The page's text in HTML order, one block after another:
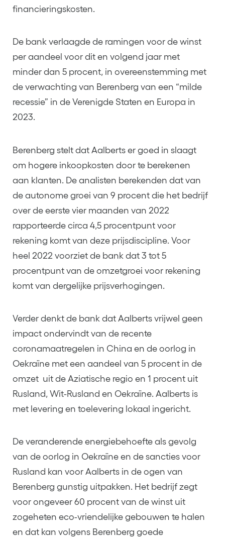
financieringskosten.
De bank verlaagde de ramingen voor de winst
per aandeel voor dit en volgend jaar met
minder dan 5 procent, in overeenstemming met
de verwachting van Berenberg van een “milde
recessie” in de Verenigde Staten en Europa in
2023.
Berenberg stelt dat Aalberts er goed in slaagt
om hogere inkoopkosten door te berekenen
aan klanten. De analisten berekenden dat van
de autonome groei van 9 procent die het bedrijf
over de eerste vier maanden van 2022
rapporteerde circa 4,5 procentpunt voor
rekening komt van deze prijsdiscipline. Voor
heel 2022 voorziet de bank dat 3 tot 5
procentpunt van de omzetgroei voor rekening
komt van dergelijke prijsverhogingen.
Verder denkt de bank dat Aalberts vrijwel geen
impact ondervindt van de recente
coronamaatregelen in China en de oorlog in
Oekraïne met een aandeel van 5 procent in de
omzet uit de Aziatische regio en 1 procent uit
Rusland, Wit-Rusland en Oekraïne. Aalberts is
met levering en toelevering lokaal ingericht.
De veranderende energiebehoefte als gevolg
van de oorlog in Oekraïne en de sancties voor
Rusland kan voor Aalberts in de ogen van
Berenberg gunstig uitpakken. Het bedrijf zegt
voor ongeveer 60 procent van de winst uit
zogeheten eco-vriendelijke gebouwen te halen
en dat kan volgens Berenberg goede